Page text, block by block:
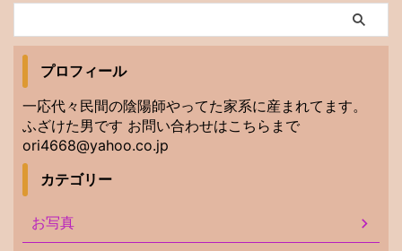
プロフィール
一応代々民間の陰陽師やってた家系に産まれてます。
ふざけた男です お問い合わせはこちらまで
ori4668@yahoo.co.jp
カテゴリー
お写真